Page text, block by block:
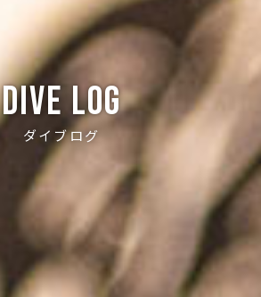
Dive log
ダイブログ